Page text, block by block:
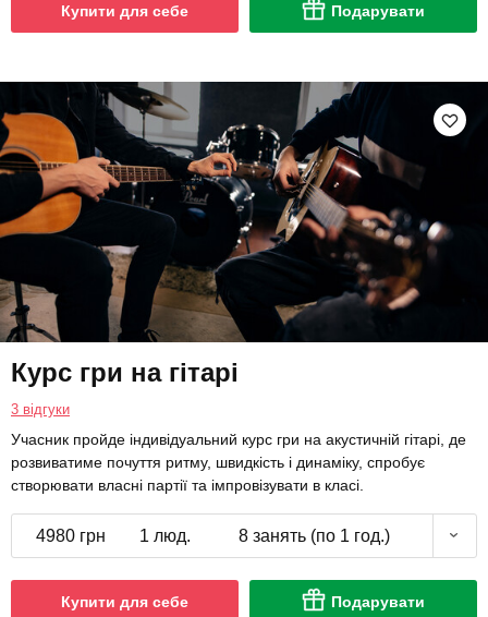
Купити для себе Подарувати
Курс гри на гітарі
3 відгуки
Учасник пройде індивідуальний курс гри на акустичній гітарі, де
розвиватиме почуття ритму, швидкість і динаміку, спробує
створювати власні партії та імпровізувати в класі.
4980 грн 1 люд. 8 занять (по 1 год.)
Купити для себе Подарувати